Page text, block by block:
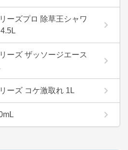
ーズプロ 除草王シャワ
ーズ ザッソージエース
ーズ コケ激取れ 1L